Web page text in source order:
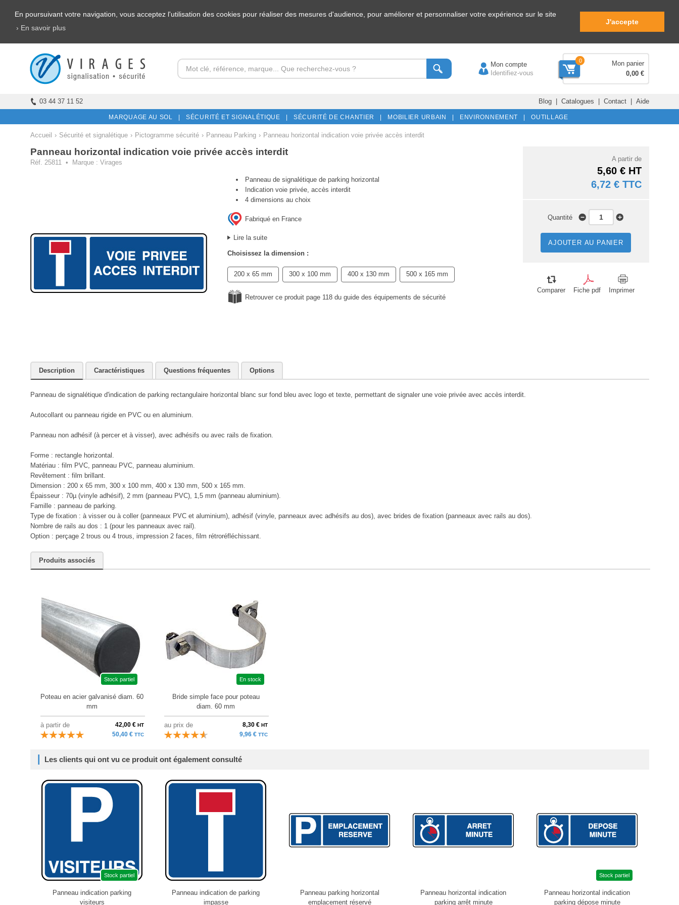
En poursuivant votre navigation, vous acceptez l'utilisation des cookies pour réaliser des mesures d'audience, pour améliorer et personnaliser votre expérience sur le site
› En savoir plus
J'accepte
Mon compte
Identifiez-vous
0
Mon panier
0,00 €
03 44 37 11 52 Blog| Catalogues | Contact| Aide
MARQUAGE AU SOL | SÉCURITÉ ET SIGNALÉTIQUE | SÉCURITÉ DE CHANTIER | MOBILIER URBAIN | ENVIRONNEMENT | OUTILLAGE
Accueil › Sécurité et signalétique › Pictogramme sécurité › Panneau Parking › Panneau horizontal indication voie privée accès interdit
Panneau horizontal indication voie privée accès interdit
Réf. 25811 • Marque : Virages
Panneau de signalétique de parking horizontal
Indication voie privée, accès interdit
4 dimensions au choix
Fabriqué en France
Lire la suite
Choisissez la dimension :
200 x 65 mm 300 x 100 mm 400 x 130 mm 500 x 165 mm
Retrouver ce produit page 118 du guide des équipements de sécurité
A partir de
5,60 € HT
6,72 € TTC
Quantité
AJOUTER AU PANIER
Comparer Fiche pdf Imprimer
Description Caractéristiques Questions fréquentes Options
Panneau de signalétique d'indication de parking rectangulaire horizontal blanc sur fond bleu avec logo et texte, permettant de signaler une voie privée avec accès interdit.
Autocollant ou panneau rigide en PVC ou en aluminium.
Panneau non adhésif (à percer et à visser), avec adhésifs ou avec rails de fixation.
Forme : rectangle horizontal.
Matériau : film PVC, panneau PVC, panneau aluminium.
Revêtement : film brillant.
Dimension : 200 x 65 mm, 300 x 100 mm, 400 x 130 mm, 500 x 165 mm.
Épaisseur : 70µ (vinyle adhésif), 2 mm (panneau PVC), 1,5 mm (panneau aluminium).
Famille : panneau de parking.
Type de fixation : à visser ou à coller (panneaux PVC et aluminium), adhésif (vinyle, panneaux avec adhésifs au dos), avec brides de fixation (panneaux avec rails au dos).
Nombre de rails au dos : 1 (pour les panneaux avec rail).
Option : perçage 2 trous ou 4 trous, impression 2 faces, film rétroréfléchissant.
Produits associés
Stock partiel
Poteau en acier galvanisé diam. 60
mm
à partir de 42,00 € HT
50,40 € TTC
En stock
Bride simple face pour poteau
diam. 60 mm
au prix de 8,30 € HT
9,96 € TTC
Les clients qui ont vu ce produit ont également consulté
Stock partiel
Panneau indication parking
visiteurs
Panneau indication de parking
impasse
Panneau parking horizontal
emplacement réservé
Panneau horizontal indication
parking arrêt minute
Stock partiel
Panneau horizontal indication
parking dépose minute